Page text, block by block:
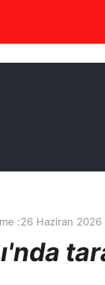
:26 Haziran 2026